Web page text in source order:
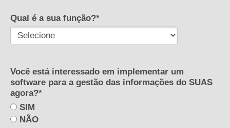
Qual é a sua função?*
Você está interessado em implementar um
software para a gestão das informações do SUAS
agora?*
SIM
NÃO